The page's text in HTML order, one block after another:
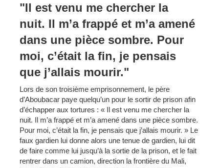
"Il est venu me chercher la
nuit. Il m’a frappé et m’a amené
dans une pièce sombre. Pour
moi, c’était la fin, je pensais
que j’allais mourir."
Lors de son troisième emprisonnement, le père
d’Aboubacar paye quelqu’un pour le sortir de prison afin
d’échapper aux tortures : « Il est venu me chercher la
nuit. Il m’a frappé et m’a amené dans une pièce sombre.
Pour moi, c’était la fin, je pensais que j’allais mourir. » Le
faux gardien lui donne alors une tenue de gardien, lui dit
de faire comme lui jusqu’à la sortie de la prison, et le fait
rentrer dans un camion, direction la frontière du Mali,